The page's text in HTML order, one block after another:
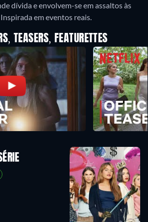
dívida e envolvem-se em assaltos às
em eventos reais.
TEASERS, FEATURETTES